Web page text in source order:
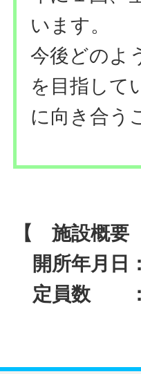
います。
今後どのよ
を目指して
に向き合う
【 施設概要
開所年月日
定員数 ：